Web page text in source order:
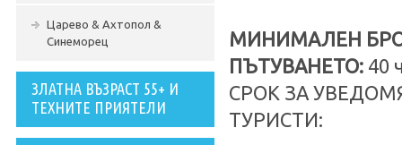
Царево & Ахтопол &
Синеморец
ЗЛАТНА ВЪЗРАСТ 55+ И
ТЕХНИТЕ ПРИЯТЕЛИ
МИНИМАЛЕН
ПЪТУВАНЕТО: 40
СРОК ЗА
ТУРИСТИ: